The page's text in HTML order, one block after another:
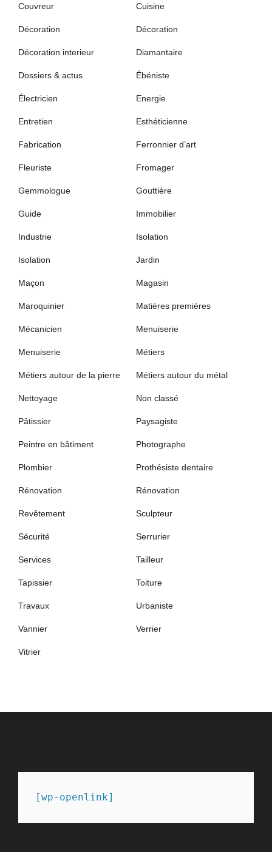
Couvreur Cuisine
Décoration Décoration
Décoration interieur Diamantaire
Dossiers & actus Ébéniste
Électricien Energie
Entretien Esthéticienne
Fabrication Ferronnier d’art
Fleuriste Fromager
Gemmologue Gouttière
Guide Immobilier
Industrie Isolation
Isolation Jardin
Maçon Magasin
Maroquinier Matières premières
Mécanicien Menuiserie
Menuiserie Métiers
Métiers autour de la pierre Métiers autour du métal
Nettoyage Non classé
Pâtissier Paysagiste
Peintre en bâtiment Photographe
Plombier Prothésiste dentaire
Rénovation Rénovation
Revêtement Sculpteur
Sécurité Serrurier
Services Tailleur
Tapissier Toiture
Travaux Urbaniste
Vannier Verrier
Vitrier
[wp-openlink]